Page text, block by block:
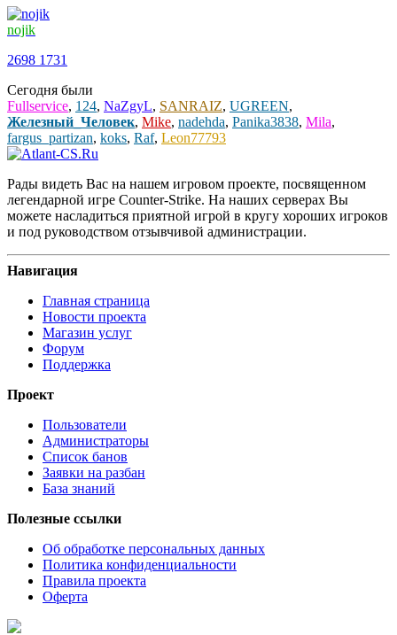
nojik
2698 1731
Сегодня были
Fullservice, 124, NaZgyL, SANRAIZ, UGREEN,
Железный_Человек, Mike, nadehda, Panika3838, Mila,
fargus_partizan, koks, Raf, Leon77793
Рады видеть Вас на нашем игровом проекте, посвященном
легендарной игре Counter-Strike. На наших серверах Вы
можете насладиться приятной игрой в кругу хороших игроков
и под руководством отзывчивой администрации.
Навигация
Главная страница
Новости проекта
Магазин услуг
Форум
Поддержка
Проект
Пользователи
Администраторы
Список банов
Заявки на разбан
База знаний
Полезные ссылки
Об обработке персональных данных
Политика конфиденциальности
Правила проекта
Оферта